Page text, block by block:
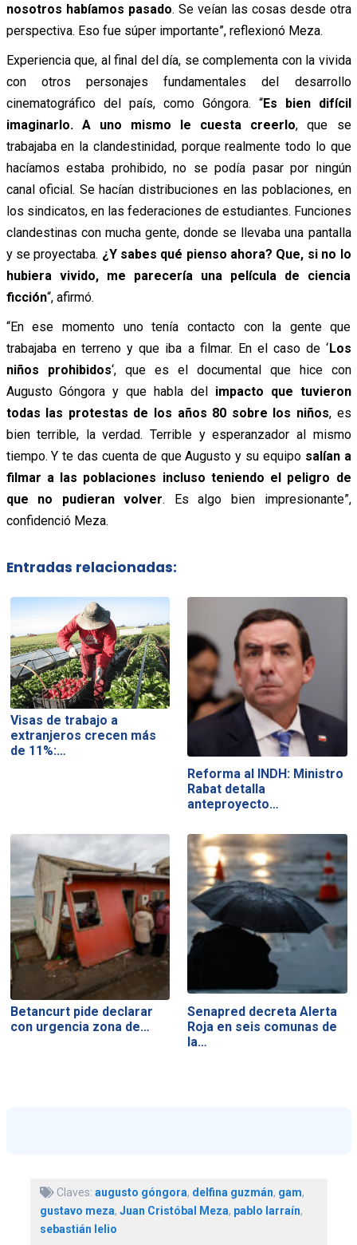
nosotros habíamos pasado. Se veían las cosas desde otra
perspectiva. Eso fue súper importante”, reflexionó Meza.
Experiencia que, al final del día, se complementa con la vivida
con otros personajes fundamentales del desarrollo
cinematográfico del país, como Góngora. “Es bien difícil
imaginarlo. A uno mismo le cuesta creerlo, que se
trabajaba en la clandestinidad, porque realmente todo lo que
hacíamos estaba prohibido, no se podía pasar por ningún
canal oficial. Se hacían distribuciones en las poblaciones, en
los sindicatos, en las federaciones de estudiantes. Funciones
clandestinas con mucha gente, donde se llevaba una pantalla
y se proyectaba. ¿Y sabes qué pienso ahora? Que, si no lo
hubiera vivido, me parecería una película de ciencia
ficción“, afirmó.
“En ese momento uno tenía contacto con la gente que
trabajaba en terreno y que iba a filmar. En el caso de ‘ Los
niños prohibidos‘, que es el documental que hice con
Augusto Góngora y que habla del impacto que tuvieron
todas las protestas de los años 80 sobre los niños, es
bien terrible, la verdad. Terrible y esperanzador al mismo
tiempo. Y te das cuenta de que Augusto y su equipo salían a
filmar a las poblaciones incluso teniendo el peligro de
que no pudieran volver. Es algo bien impresionante”,
confidenció Meza.
Entradas relacionadas:
Visas de trabajo a
extranjeros crecen más
de 11%:…
Reforma al INDH: Ministro
Rabat detalla
anteproyecto…
Betancurt pide declarar
con urgencia zona de…
Senapred decreta Alerta
Roja en seis comunas de
la…
Claves: augusto góngora, delfina guzmán, gam,
gustavo meza, Juan Cristóbal Meza, pablo larraín,
sebastián lelio